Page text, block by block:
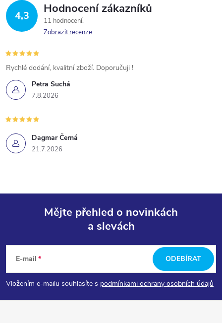
4,3 Hodnocení zákazníků
11 hodnocení
Zobrazit recenze
Petra Suchá
7.8.2026
Rychlé dodání, kvalitní zboží. Doporučuji !
Dagmar Černá
21.7.2026
p
a
Mějte přehled o novinkách
a slevách
E-mail
Vložením e-mailu souhlasíte s podmínkami ochrany osobních údajů
ODEBÍRAT